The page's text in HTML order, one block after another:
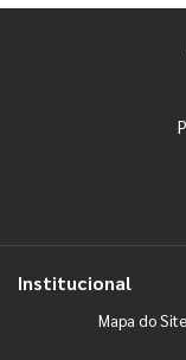
Institucional
Mapa do Site